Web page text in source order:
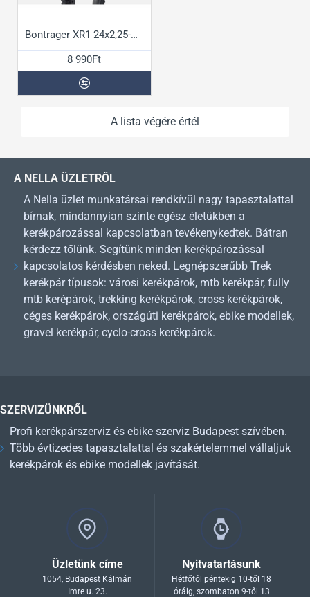
Bontrager XR1 24x2,25-ös külső gumi
8 990Ft
A lista végére értél
A NELLA ÜZLETRŐL
A Nella üzlet munkatársai rendkívül nagy tapasztalattal
bírnak, mindannyian szinte egész életükben a
kerékpározással kapcsolatban tevékenykedtek. Bátran
kérdezz tőlünk. Segítünk minden kerékpározással
kapcsolatos kérdésben neked. Legnépszerűbb Trek
kerékpár típusok: városi kerékpárok, mtb kerékpár, fully
mtb kerépárok, trekking kerékpárok, cross kerékpárok,
céges kerékpárok, országúti kerékpárok, ebike modellek,
gravel kerékpár, cyclo-cross kerékpárok.
SZERVIZÜNKRŐL
Profi kerékpárszerviz és ebike szerviz Budapest szívében.
Több évtizedes tapasztalattal és szakértelemmel vállaljuk
kerékpárok és ebike modellek javítását.
Üzletünk címe
1054, Budapest Kálmán
Imre u. 23.
Nyitvatartásunk
Hétfőtől péntekig 10-től 18
óráig, szombaton 9-től 13